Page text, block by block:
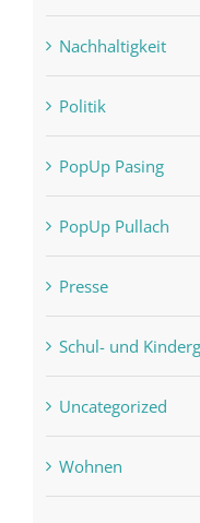
Nachhaltigkeit
Politik
PopUp Pasing
PopUp Pullach
Presse
Schul- und
Uncategorized
Wohnen